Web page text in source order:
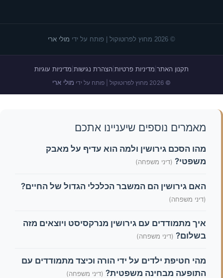
© 2026 מחוץ לפרוטוקול | פותח על ידי מולי ארי
תקנון האתר מדיניות פרטיות הצהרת נגישות מדיניות עוגיות
© 2026 מחוץ לפרוטוקול | פותח על ידי מולי ארי
מאמרים נוספים שיעניינו אתכם
מהו הסכם גירושין ולמה הוא עדיף על מאבק
משפטי? (דיני משפחה)
האם גירושין הם המשבר הכלכלי הגדול של החיים?
(דיני משפחה)
איך מתמודדים עם גירושין מנרקסיסט ויוצאים מזה
בשלום? (דיני משפחה)
מהי חטיפת ילדים על ידי הורה וכיצד מתמודדים עם
התופעה מבחינה משפטית? (דיני משפחה)